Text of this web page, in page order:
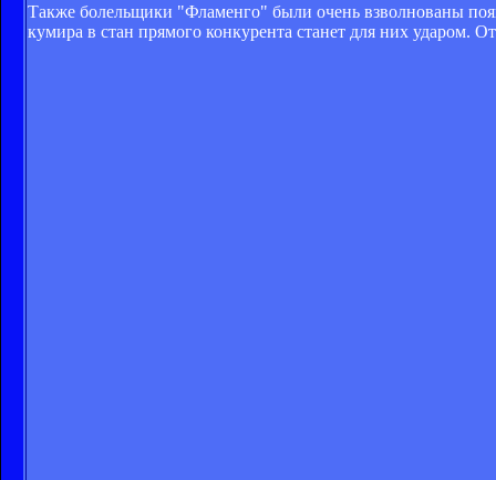
Также болельщики "Фламенго" были очень взволнованы
кумира в стан прямого конкурента станет для них ударом.